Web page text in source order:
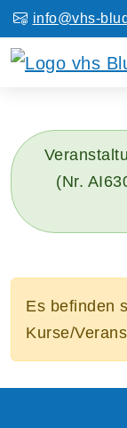
info@vhs-
(Nr.
Es befinden
Kurse/